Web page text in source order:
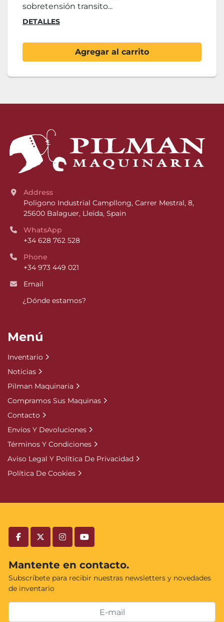
sobretensión transito...
DETALLES
Agregar al carrito
facebooktwitterinstagramyoutube
Mantente en contacto.
Subscríbete para recibir nuestras newsletters y novedades
de inventario
Address
Poligono Industrial Campllong, Carrer Mestral, 8,
25600 Balaguer, Lleida, Spain
WhatsApp
+34 628 762 528
Phone
+34 973 449 021
Email
¿Dónde estamos?
Menú
Inventario
Noticias
Pilman Maquinaria
Compramos Sus Maquinas
Contacto
Envíos Y Devoluciones
Términos Y Condiciones
Aviso Legal Y Política De Privacidad
Política De Cookies